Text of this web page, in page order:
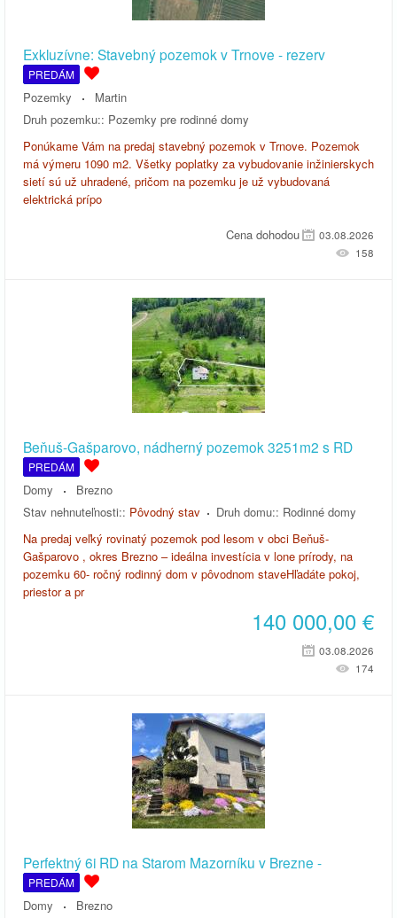
Exkluzívne: Stavebný pozemok v Trnove - rezerv
PREDÁM
Pozemky
Martin
Druh pozemku:: Pozemky pre rodinné domy
Ponúkame Vám na predaj stavebný pozemok v Trnove. Pozemok
má výmeru 1090 m2. Všetky poplatky za vybudovanie inžinierskych
sietí sú už uhradené, pričom na pozemku je už vybudovaná
elektrická prípo
Cena dohodou
03.08.2026
158
Beňuš-Gašparovo, nádherný pozemok 3251m2 s RD
PREDÁM
Domy
Brezno
Stav nehnuteľnosti:: Pôvodný stav Druh domu:: Rodinné domy
Na predaj veľký rovinatý pozemok pod lesom v obci Beňuš-
Gašparovo , okres Brezno – ideálna investícia v lone prírody, na
pozemku 60- ročný rodinný dom v pôvodnom staveHľadáte pokoj,
priestor a pr
140 000,00 €
03.08.2026
174
Perfektný 6i RD na Starom Mazorníku v Brezne -
PREDÁM
Domy
Brezno